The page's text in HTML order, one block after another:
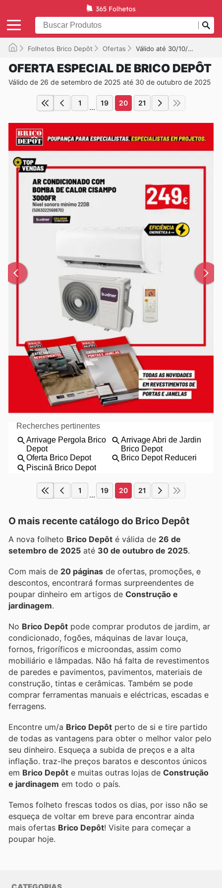
Folhetos Brico Depôt Ofertas Válido até 30/10/2025
OFERTA ESPECIAL DE BRICO DEPÔT
Válido de 26 de setembro de 2025 até 30 de outubro de 2025
1 ... 19 20 21
1 ... 19 20 21
O mais recente catálogo do Brico Depôt
A nova folheto Brico Depôt é válida de 26 de
setembro de 2025 até 30 de outubro de 2025.
Com mais de 20 páginas de ofertas, promoções, e
descontos, encontrará formas surpreendentes de
poupar dinheiro em artigos de Construção e
jardinagem.
No Brico Depôt pode comprar produtos de jardim, ar
condicionado, fogões, máquinas de lavar louça,
fornos, frigoríficos e microondas, assim como
mobiliário e lâmpadas. Não há falta de revestimentos
de paredes e pavimentos, pavimentos, materiais de
construção, tintas e cerâmicas. Também se pode
comprar ferramentas manuais e eléctricas, escadas e
ferragens.
Encontre um/a Brico Depôt perto de si e tire partido
de todas as vantagens para obter o melhor valor pelo
seu dinheiro. Esqueça a subida de preços e a alta
inflação. traz-lhe preços baratos e descontos únicos
em Brico Depôt e muitas outras lojas de Construção
e jardinagem em todo o país.
Temos folheto frescas todos os dias, por isso não se
esqueça de voltar em breve para encontrar ainda
mais ofertas Brico Depôt ! Visite para começar a
poupar hoje.